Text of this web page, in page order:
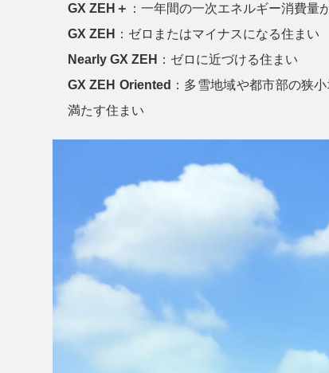
GX ZEH＋ ：一年間の一次エネルギー消費量
GX ZEH ：ゼロまたはマイナスになる住まい
Nearly GX ZEH ：ゼロに近づける住まい
GX ZEH Oriented ：多雪地域や都市部の狭
満たす住まい